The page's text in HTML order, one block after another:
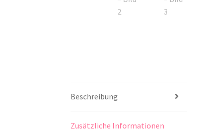
Beschreibung
Zusätzliche Informationen